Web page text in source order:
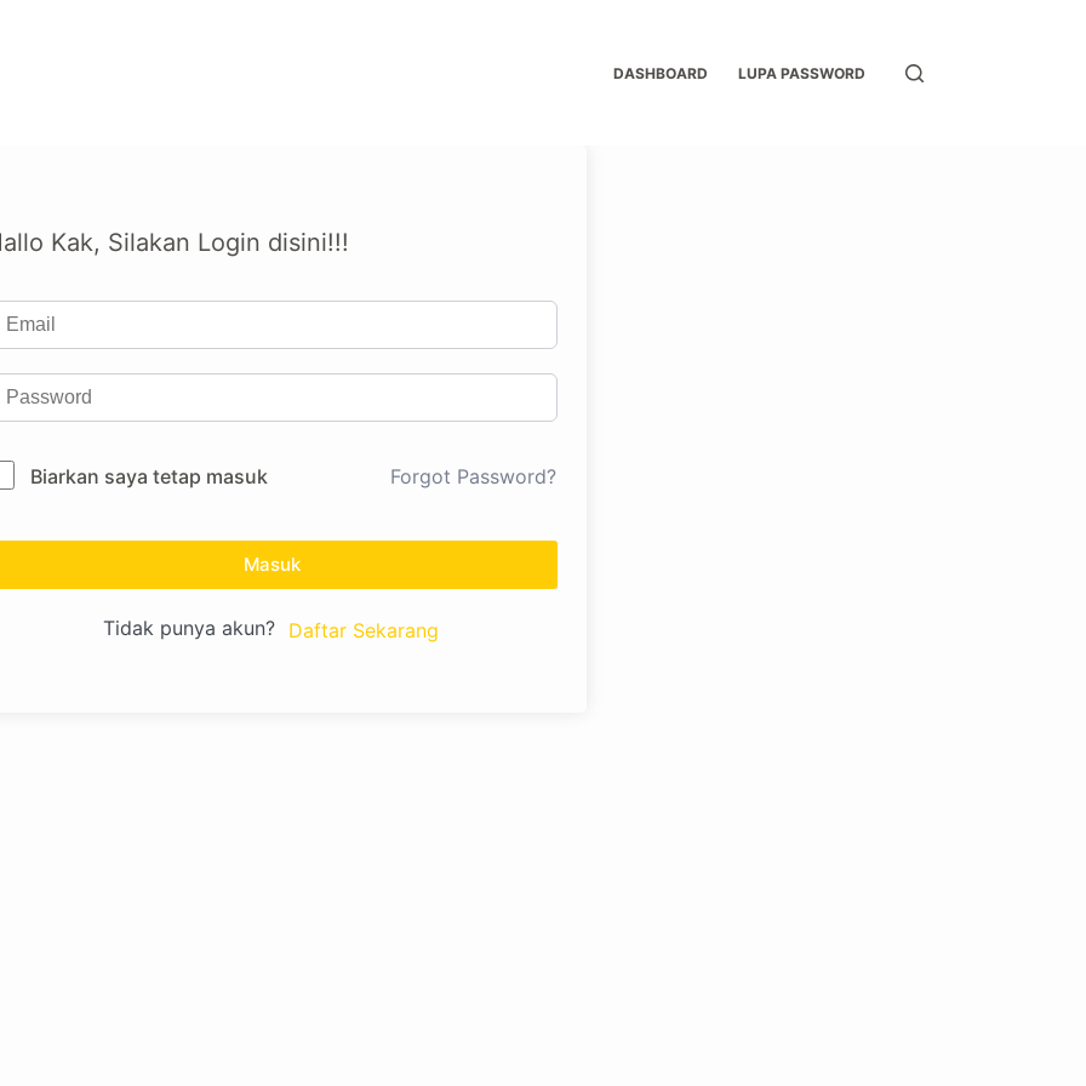
DASHBOARD LUPA PASSWORD
Kak, Silakan Login disini!!!
Biarkan saya tetap masuk Forgot Password?
Masuk
Tidak punya akun? Daftar Sekarang